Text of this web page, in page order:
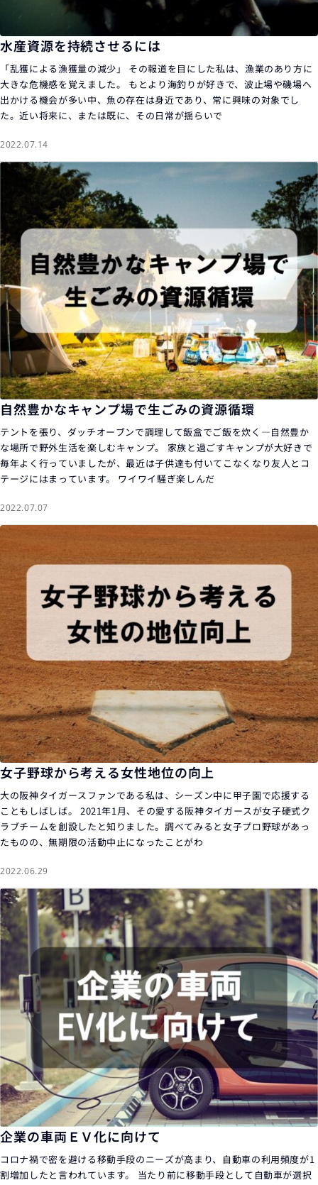
水産資源を持続させるには
「乱獲による漁獲量の減少」 その報道を目にした私は、漁業のあり方に
大きな危機感を覚えました。 もとより海釣りが好きで、波止場や磯場へ
出かける機会が多い中、魚の存在は身近であり、常に興味の対象でし
た。近い将来に、または既に、その日常が揺らいで
2022.07.14
自然豊かなキャンプ場で生ごみの資源循環
テントを張り、ダッチオーブンで調理して飯盒でご飯を炊く―自然豊か
な場所で野外生活を楽しむキャンプ。 家族と過ごすキャンプが大好きで
毎年よく行っていましたが、最近は子供達も付いてこなくなり友人とコ
テージにはまっています。 ワイワイ騒ぎ楽しんだ
2022.07.07
女子野球から考える女性地位の向上
大の阪神タイガースファンである私は、シーズン中に甲子園で応援する
こともしばしば。 2021年1月、その愛する阪神タイガースが女子硬式ク
ラブチームを創設したと知りました。調べてみると女子プロ野球があっ
たものの、無期限の活動中止になったことがわ
2022.06.29
企業の車両ＥＶ化に向けて
コロナ禍で密を避ける移動手段のニーズが高まり、自動車の利用頻度が1
割増加したと言われています。 当たり前に移動手段として自動車が選択